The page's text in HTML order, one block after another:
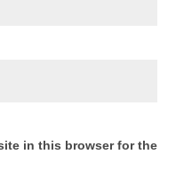
in this browser for the